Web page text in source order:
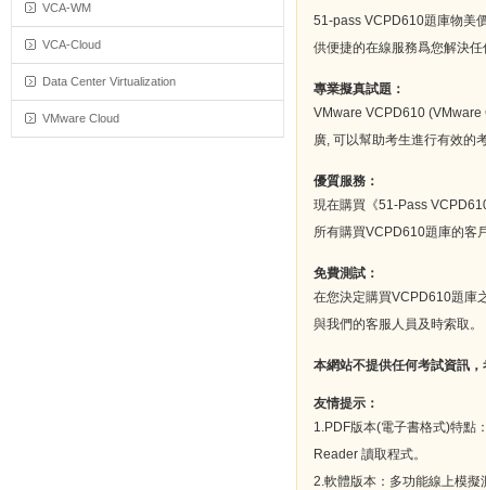
VCA-WM
VCA-Cloud
Data Center Virtualization
VMware Cloud
51-pass VCPD610題庫物美
供便捷的在線服務爲您解決
專業擬真試題：
VMware VCPD610 (VMware
廣, 可以幫助考生進行有效的
優質服務：
現在購買《51-Pass
所有購買VCPD610題庫的客
免費測試：
在您決定購買VCPD610題庫
與我們的客服人員及時索取。
本網站不提供任何考試資訊
友情提示：
1.PDF版本(電子書格式)特點
Reader 讀取程式。
2.軟體版本：多功能線上模